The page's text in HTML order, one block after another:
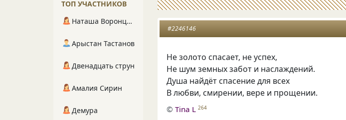
#2246146
Не золото спасает, не успех,
Не шум земных забот и наслаждений.
Душа найдёт спасение для всех
В любви, смирении, вере и прощении.
©Tina L 264
ТОП УЧАСТНИКОВ
Наташа Воронцова
Арыстан Тастанов
Двенадцать струн
Амалия Сирин
Демура